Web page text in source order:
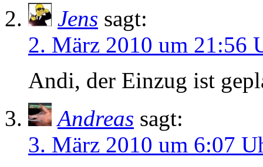
Jens sagt:
2. März 2010 um 21:56
Andi, der Einzug ist
Andreas sagt:
3. März 2010 um 6:07